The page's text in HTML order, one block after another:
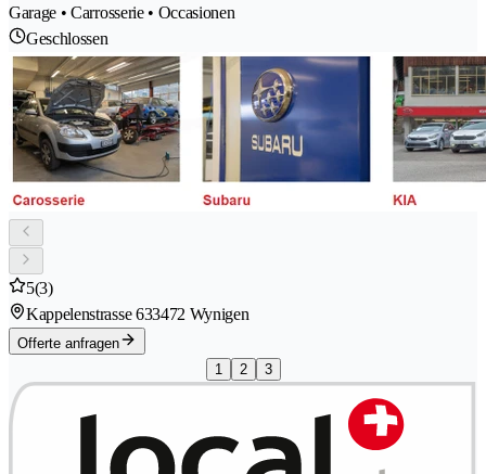
Garage • Carrosserie • Occasionen
Geschlossen
5(3)
Kappelenstrasse 633472 Wynigen
Offerte anfragen
1
2 3